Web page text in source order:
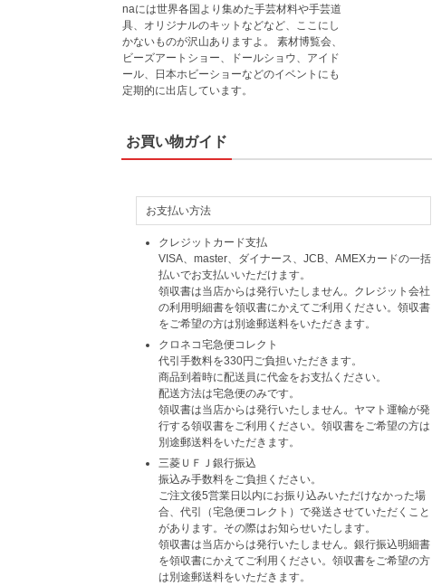
naには世界各国より集めた手芸材料や手芸道
具、オリジナルのキットなどなど、ここにし
かないものが沢山ありますよ。 素材博覧会、
ビーズアートショー、ドールショウ、アイド
ール、日本ホビーショーなどのイベントにも
定期的に出店しています。
お買い物ガイド
お支払い方法
クレジットカード支払
VISA、master、ダイナース、JCB、AMEXカードの一括
払いでお支払いいただけます。
領収書は当店からは発行いたしません。クレジット会社
の利用明細書を領収書にかえてご利用ください。領収書
をご希望の方は別途郵送料をいただきます。
クロネコ宅急便コレクト
代引手数料を330円ご負担いただきます。
商品到着時に配送員に代金をお支払ください。
配送方法は宅急便のみです。
領収書は当店からは発行いたしません。ヤマト運輸が発
行する領収書をご利用ください。領収書をご希望の方は
別途郵送料をいただきます。
三菱ＵＦＪ銀行振込
振込み手数料をご負担ください。
ご注文後5営業日以内にお振り込みいただけなかった場
合、代引（宅急便コレクト）で発送させていただくこと
があります。その際はお知らせいたします。
領収書は当店からは発行いたしません。銀行振込明細書
を領収書にかえてご利用ください。領収書をご希望の方
は別途郵送料をいただきます。